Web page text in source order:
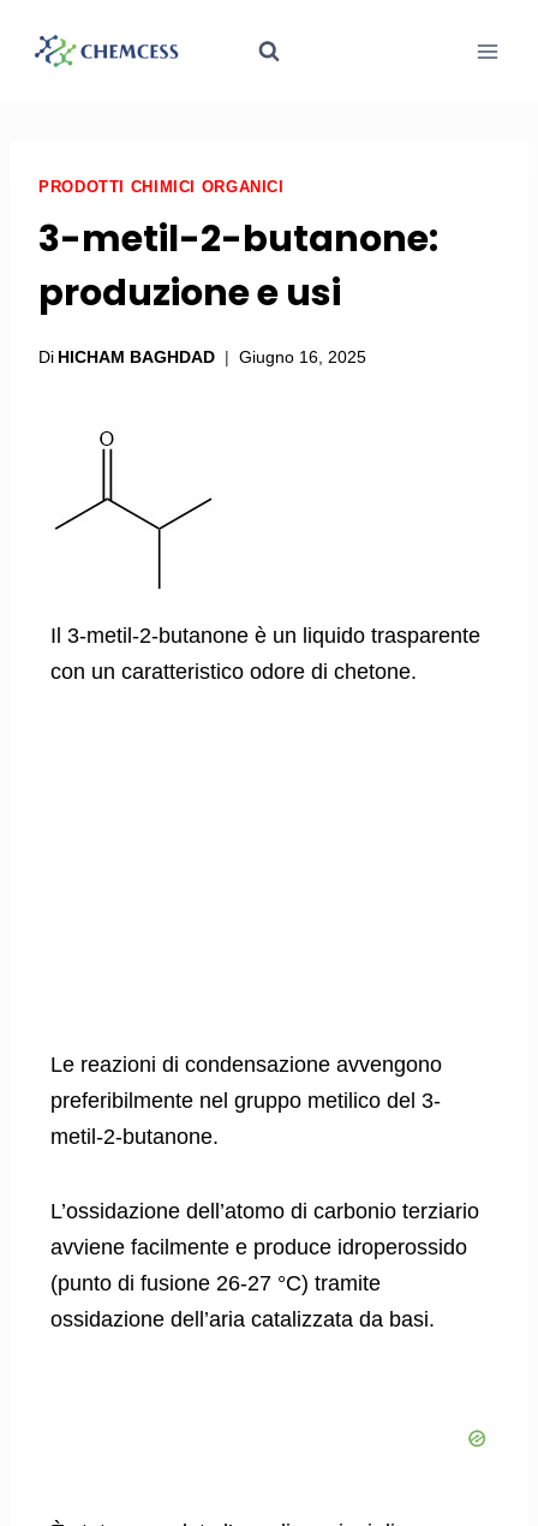
PRODOTTI CHIMICI ORGANICI
3-metil-2-butanone:
produzione e usi
Di HICHAM BAGHDAD Giugno 16, 2025
Il 3-metil-2-butanone è un liquido trasparente
con un caratteristico odore di chetone.
Le reazioni di condensazione avvengono
preferibilmente nel gruppo metilico del 3-
metil-2-butanone.
L’ossidazione dell’atomo di carbonio terziario
avviene facilmente e produce idroperossido
(punto di fusione 26-27 °C) tramite
ossidazione dell’aria catalizzata da basi.